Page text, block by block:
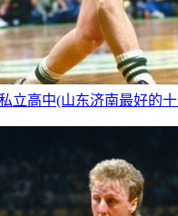
立高中(山东济南最好的